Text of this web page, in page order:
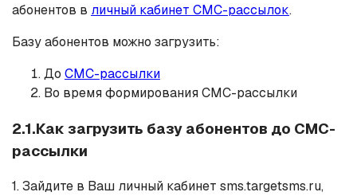
абонентов в личный кабинет СМС-рассылок.
Базу абонентов можно загрузить:
До СМС-рассылки
Во время формирования СМС-рассылки
2.1.Как загрузить базу абонентов до СМС-
рассылки
1. Зайдите в Ваш личный кабинет sms.targetsms.ru,